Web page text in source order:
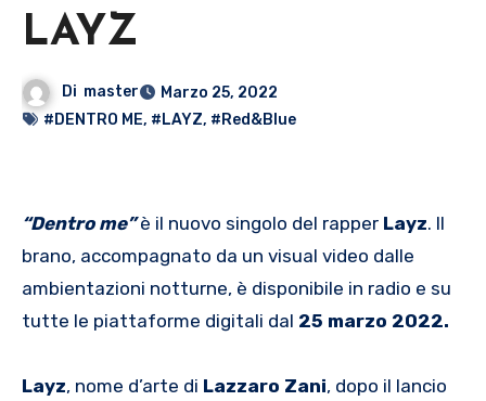
LAYZ
Di master
Marzo 25, 2022
#DENTRO ME, #LAYZ, #Red&Blue
“Dentro me”è il nuovo singolo del rapper Layz. Il
brano, accompagnato da un visual video dalle
ambientazioni notturne, è disponibile in radio e su
tutte le piattaforme digitali dal 25 marzo 2022.
Layz, nome d’arte di Lazzaro Zani, dopo il lancio